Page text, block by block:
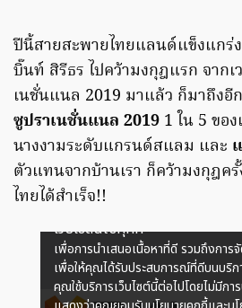
ปีนี้สายสะพายไทยแลนด์แข็งแกร่
บิ๊นท์ สิรีธร ไปคว้ามงกุฎแรก จาก
เนชั่นแนล 2019 มาแล้ว ก็มาถึงอี
ซูปราเนชั่นแนล 2019 1 ใน 5 ขอ
นางงามระดับแกรนด์สแลม และ
ตัวแทนจากบ้านเรา ก็คว้ามงกุฎค
ไทยได้สำเร็จ!!